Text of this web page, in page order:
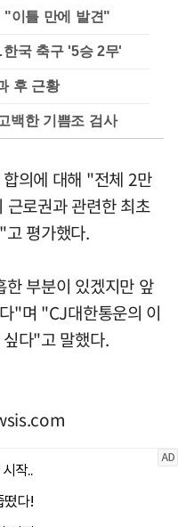
"이틀 만에 발견"
국 축구 '5승 2무'
후 근황
백한 기쁨조 검사
의에 대해 "전체 2만
로권과 관련한 최초
평가했다.
부분이 있겠지만 앞
"며 "CJ대한통운의 이
다"고 말했다.